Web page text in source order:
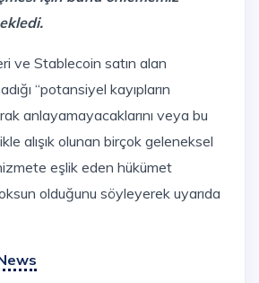
“potansiyel kayıpların
anlayamayacaklarını veya bu
alışık olunan birçok geleneksel
eşlik eden hükümet
olduğunu söyleyerek uyarıda